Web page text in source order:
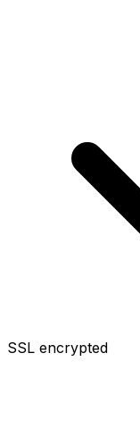
SSL encrypted